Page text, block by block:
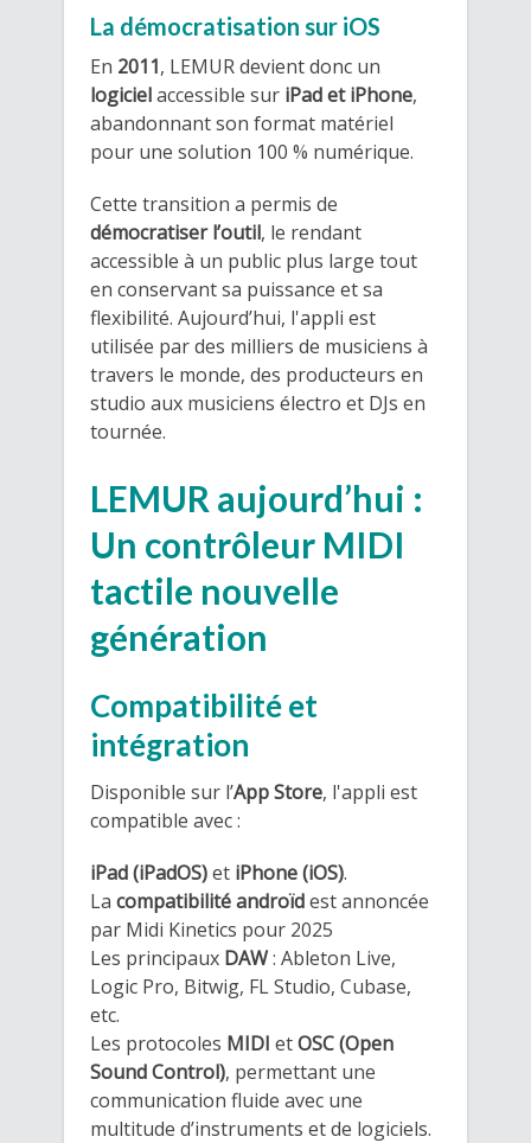
La démocratisation sur iOS
En 2011, LEMUR devient donc un
logicielaccessible sur iPad et iPhone,
abandonnant son format matériel
pour une solution 100 % numérique.
Cette transition a permis de
démocratiser l’outil, le rendant
accessible à un public plus large tout
en conservant sa puissance et sa
flexibilité. Aujourd’hui, l'appli est
utilisée par des milliers de musiciens à
travers le monde, des producteurs en
studio aux musiciens électro et DJs en
tournée.
LEMUR aujourd’hui :
Un contrôleur MIDI
tactile nouvelle
génération
Compatibilité et
intégration
Disponible sur l’App Store, l'appli est
compatible avec :
iPad (iPadOS)et iPhone (iOS).
La compatibilité androïdest annoncée
par Midi Kinetics pour 2025
Les principaux DAW: Ableton Live,
Logic Pro, Bitwig, FL Studio, Cubase,
etc.
Les protocoles MIDI etOSC (Open
Sound Control), permettant une
communication fluide avec une
multitude d’instruments et de logiciels.